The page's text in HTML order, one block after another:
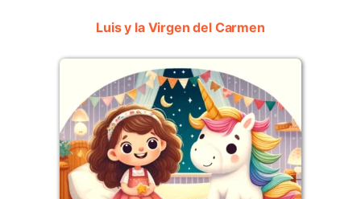
Luis y la Virgen del Carmen